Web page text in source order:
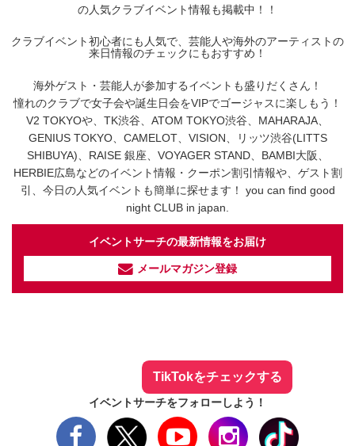
の人気クラブイベント情報も掲載中！！
クラブイベント初心者にも人気で、芸能人や海外のアーティストの
来日情報のチェックにもおすすめ！
海外ゲスト・芸能人が参加するイベントも盛りだくさん！
憧れのクラブで女子会や誕生日会をVIPでゴージャスに楽しもう！
V2 TOKYOや、TK渋谷、ATOM TOKYO渋谷、MAHARAJA、
GENIUS TOKYO、CAMELOT、VISION、リッツ渋谷(LITTS
SHIBUYA)、RAISE 銀座、VOYAGER STAND、BAMBI大阪、
HERBIE広島などのイベント情報・クーポン割引情報や、ゲスト割
引、今日の人気イベントも簡単に探せます！ you can find good
night CLUB in japan.
イベントサーチの最新情報をお届け
メールマガジン登録
TikTokをチェックする
イベントサーチをフォローしよう！